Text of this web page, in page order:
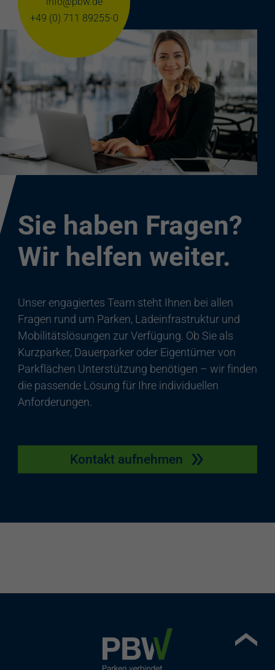
+49 (0) 711 89255-0
Sie haben Fragen?
Wir helfen weiter.
Unser engagiertes Team steht Ihnen bei allen
Fragen rund um Parken, Ladeinfrastruktur und
Mobilitätslösungen zur Verfügung. Ob Sie als
Kurzparker, Dauerparker oder Eigentümer von
Parkflächen Unterstützung benötigen – wir finden
die passende Lösung für Ihre individuellen
Anforderungen.
Kontakt aufnehmen